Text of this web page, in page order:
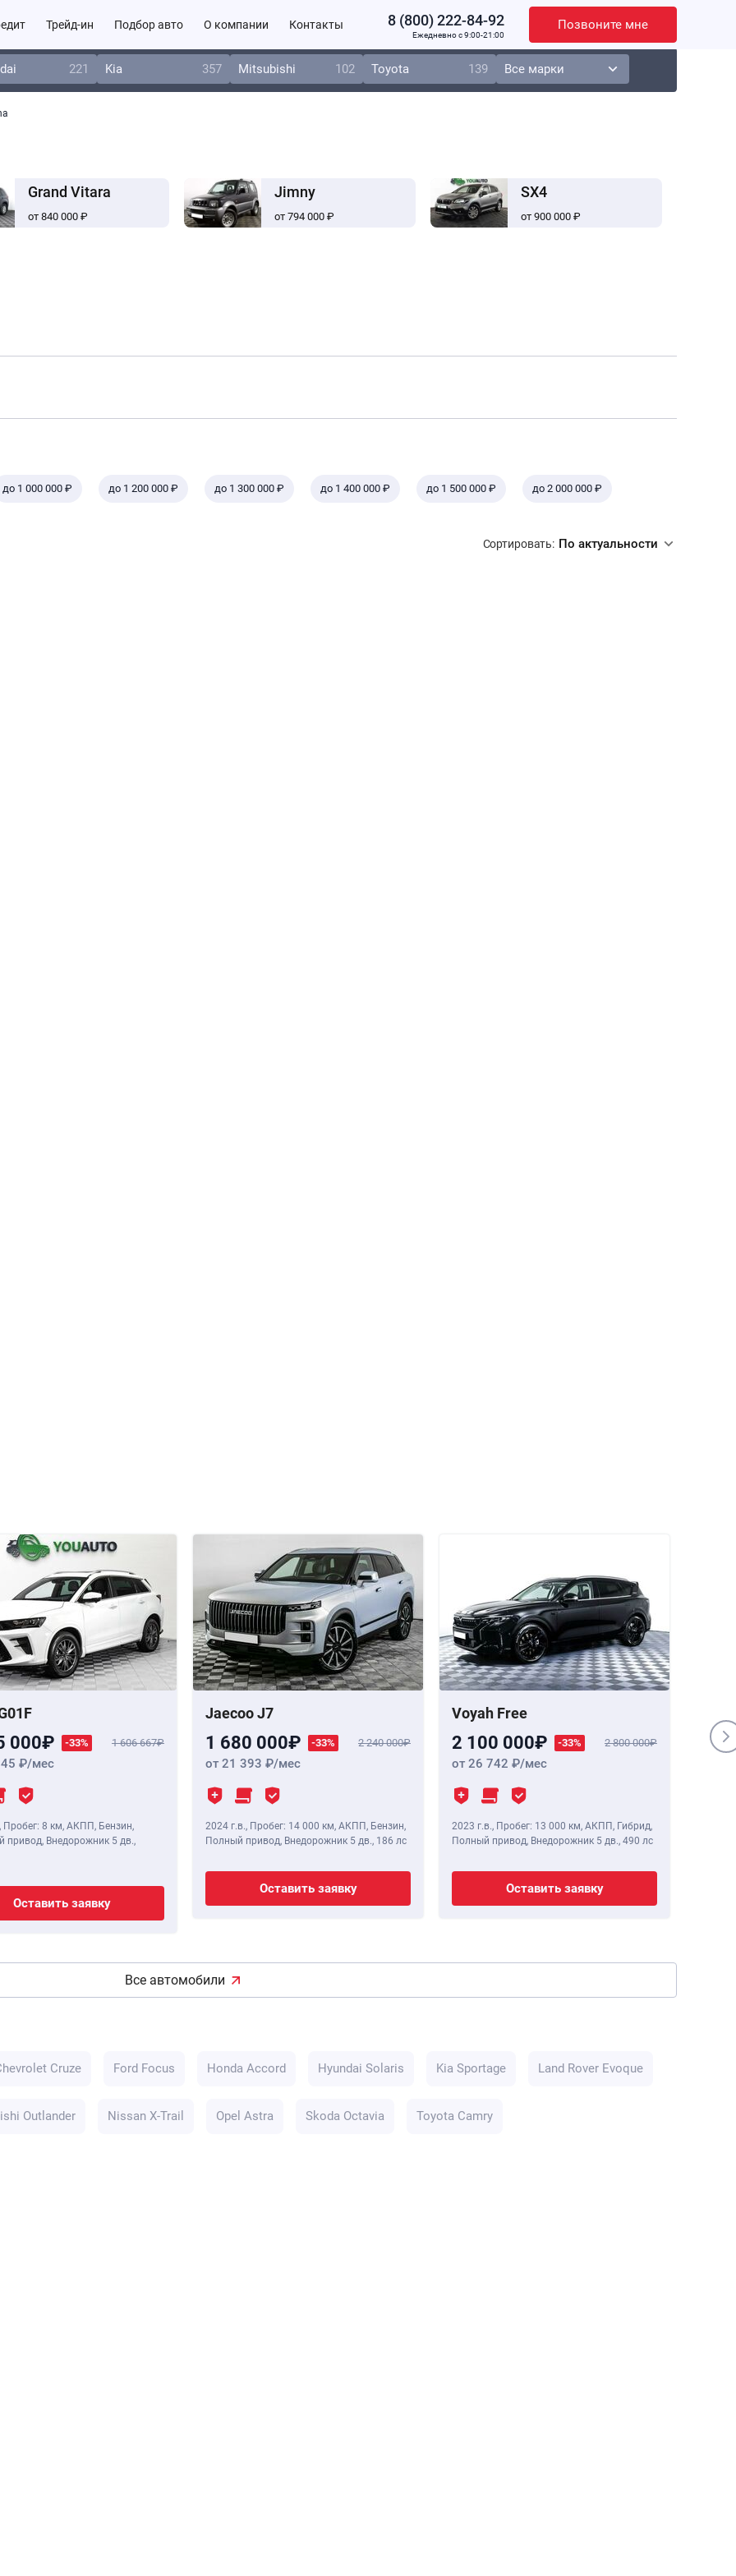
Трейд-ин Подбор авто О компании Контакты 8 (800) 222-84-92
Ежедневно c 9:00-21:00
Позвоните мне
221 Kia 357 Mitsubishi 102 Toyota 139
Grand Vitara
от 840 000 ₽
Jimny
от 794 000 ₽
SX4
от 900 000 ₽
до 1 000 000 ₽ до 1 200 000 ₽ до 1 300 000 ₽ до 1 400 000 ₽ до 1 500 000 ₽ до 2 000 000 ₽
Сортировать: По актуальности
000 -33% 1 606 667
/мес
, Пробег: 8 км, АКПП, Бензин,
привод, Внедорожник 5 дв.,
Оставить заявку
Jaecoo J7
1 680 000 -33% 2 240 000
от 21 393 /мес
2024 г.в., Пробег: 14 000 км, АКПП, Бензин,
Полный привод, Внедорожник 5 дв., 186 лс
Оставить заявку
Voyah Free
2 100 000 -33% 2 800 000
от 26 742 /мес
2023 г.в., Пробег: 13 000 км, АКПП, Гибрид,
Полный привод, Внедорожник 5 дв., 490 лс
Оставить заявку
1
Все автомобили
Cruze Ford Focus Honda Accord Hyundai Solaris Kia Sportage Land Rover Evoque
Outlander Nissan X-Trail Opel Astra Skoda Octavia Toyota Camry